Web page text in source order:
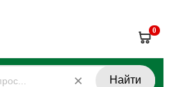
0
Найти